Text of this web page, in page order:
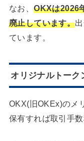
なお、OKXは2026
廃止しています。
ています。
オリジナルトーク
OKX(旧OKEx)のメ
保有すれば取引手